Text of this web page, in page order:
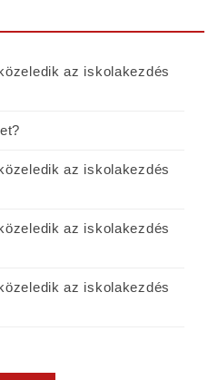
az iskolakezdés
az iskolakezdés
az iskolakezdés
az iskolakezdés